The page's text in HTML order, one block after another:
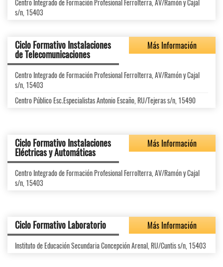
Centro Integrado de Formación Profesional Ferrolterra, AV/Ramón y Cajal
s/n, 15403
Ciclo Formativo Instalaciones
de Telecomunicaciones
Más Información
Centro Integrado de Formación Profesional Ferrolterra, AV/Ramón y Cajal
s/n, 15403
Centro Público Esc.Especialistas Antonio Escaño, RU/Tejeras s/n, 15490
Ciclo Formativo Instalaciones
Eléctricas y Automáticas
Más Información
Centro Integrado de Formación Profesional Ferrolterra, AV/Ramón y Cajal
s/n, 15403
Ciclo Formativo Laboratorio Más Información
Instituto de Educación Secundaria Concepción Arenal, RU/Cuntis s/n, 15403